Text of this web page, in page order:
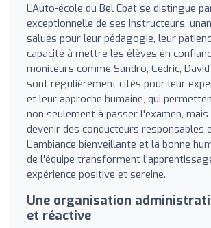
L'Auto-école du Bel Ebat se distingue
exceptionnelle de ses instructeurs,
salués pour leur pédagogie, leur
capacité à mettre les élèves en
moniteurs comme Sandro, Cédric,
sont régulièrement cités pour leur
et leur approche humaine, qui
non seulement à passer l'examen,
devenir des conducteurs responsables
L'ambiance bienveillante et la bonne
de l'équipe transforment
expérience positive et sereine.
Une organisation
et réactive